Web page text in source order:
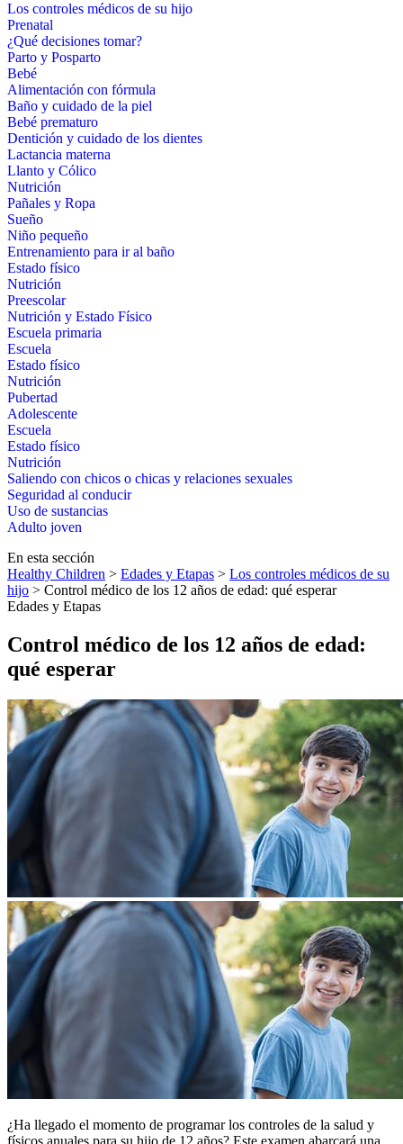
Los controles médicos de su hijo
Prenatal
¿Qué decisiones tomar?
Parto y Posparto
Bebé
Alimentación con fórmula
Baño y cuidado de la piel
Bebé prematuro
Dentición y cuidado de los dientes
Lactancia materna
Llanto y Cólico
Nutrición
Pañales y Ropa
Sueño
Niño pequeño
Entrenamiento para ir al baño
Estado físico
Nutrición
Preescolar
Nutrición y Estado Físico
Escuela primaria
Escuela
Estado físico
Nutrición
Pubertad
Adolescente
Escuela
Estado físico
Nutrición
Saliendo con chicos o chicas y relaciones sexuales
Seguridad al conducir
Uso de sustancias
Adulto joven
En esta sección
Healthy Children > Edades y Etapas > Los controles médicos de su
hijo > Control médico de los 12 años de edad: qué esperar
Edades y Etapas
Control médico de los 12 años de edad:
qué esperar
¿Ha llegado el momento de programar los controles de la salud y